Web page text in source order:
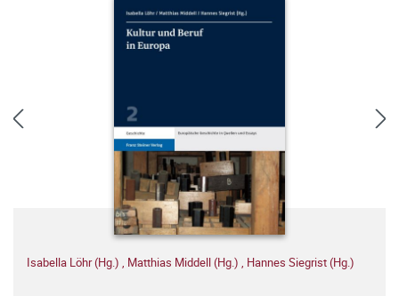
Isabella Löhr (Hg.) , Matthias Middell (Hg.) , Hannes Siegrist (Hg.)